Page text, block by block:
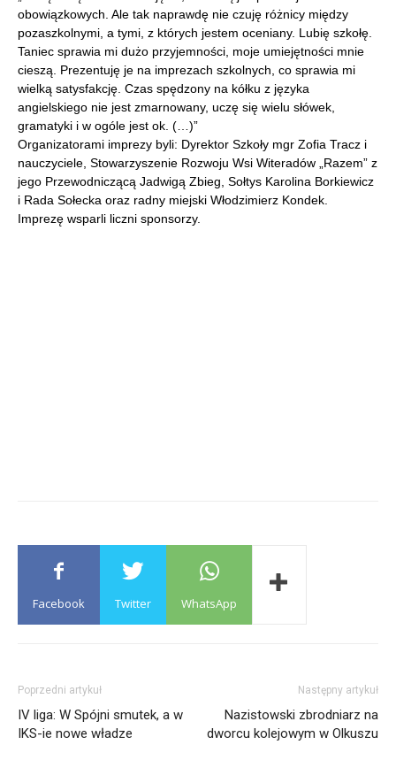
obowiązkowych. Ale tak naprawdę nie czuję różnicy między
pozaszkolnymi, a tymi, z których jestem oceniany. Lubię szkołę.
Taniec sprawia mi dużo przyjemności, moje umiejętności mnie
cieszą. Prezentuję je na imprezach szkolnych, co sprawia mi
wielką satysfakcję. Czas spędzony na kółku z języka
angielskiego nie jest zmarnowany, uczę się wielu słówek,
gramatyki i w ogóle jest ok. (…)”
Organizatorami imprezy byli: Dyrektor Szkoły mgr Zofia Tracz i
nauczyciele, Stowarzyszenie Rozwoju Wsi Witeradów „Razem” z
jego Przewodniczącą Jadwigą Zbieg, Sołtys Karolina Borkiewicz
i Rada Sołecka oraz radny miejski Włodzimierz Kondek.
Imprezę wsparli liczni sponsorzy.
Facebook Twitter WhatsApp
Poprzedni artykuł
IV liga: W Spójni smutek, a w
IKS-ie nowe władze
Następny artykuł
Nazistowski zbrodniarz na
dworcu kolejowym w Olkuszu